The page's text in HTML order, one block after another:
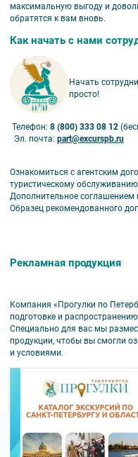
максимальную выгоду и
обратятся к вам вновь.
Как начать с нами
Начать
просто!
Телефон: 8 (800) 333 08 12
Эл. почта: part@excurspb.ru
Ознакомиться с агентским
туристическому
Дополнительное соглашением
Образец рекомендованного
Рекламная продукция
Компания «Прогулки по
подготовке и
Специально для вас мы
продукции, чтобы вы смогли
и условиями.